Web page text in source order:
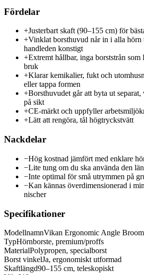
Fördelar
+Justerbart skaft (90–155 cm) för
+Vinklat borsthuvud når in i alla hörn
handleden konstigt
+Extremt hållbar, inga borststrån som
bruk
+Klarar kemikalier, fukt och
eller tappa formen
+Borsthuvudet går att byta ut
på sikt
+CE-märkt och uppfyller
+Lätt att rengöra, tål högtryckstvätt
Nackdelar
−Hög kostnad jämfört med enklare
−Lite tung om du ska använda den
−Inte optimal för små utrymmen på
−Kan kännas överdimensionerad i
nischer
Specifikationer
ModellnamnVikan Ergonomic Angle
TypHörnborste, premium/proffs
MaterialPolypropen, specialborst
Borst vinkelJa, ergonomiskt utformad
Skaftlängd90–155 cm, teleskopiskt